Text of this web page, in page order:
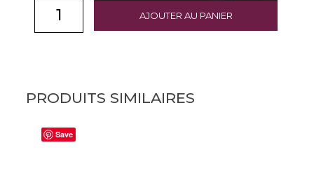
AJOUTER AU PANIER
PRODUITS SIMILAIRES
Save